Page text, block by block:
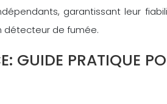
garantissant leur
détecteur de fumée.
GUIDE PRATIQUE